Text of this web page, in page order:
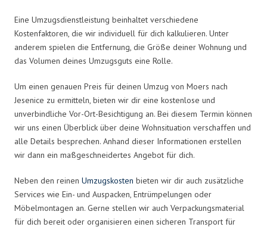
Eine Umzugsdienstleistung beinhaltet verschiedene
Kostenfaktoren, die wir individuell für dich kalkulieren. Unter
anderem spielen die Entfernung, die Größe deiner Wohnung und
das Volumen deines Umzugsguts eine Rolle.
Um einen genauen Preis für deinen Umzug von Moers nach
Jesenice zu ermitteln, bieten wir dir eine kostenlose und
unverbindliche Vor-Ort-Besichtigung an. Bei diesem Termin können
wir uns einen Überblick über deine Wohnsituation verschaffen und
alle Details besprechen. Anhand dieser Informationen erstellen
wir dann ein maßgeschneidertes Angebot für dich.
Neben den reinen Umzugskosten bieten wir dir auch zusätzliche
Services wie Ein- und Auspacken, Entrümpelungen oder
Möbelmontagen an. Gerne stellen wir auch Verpackungsmaterial
für dich bereit oder organisieren einen sicheren Transport für